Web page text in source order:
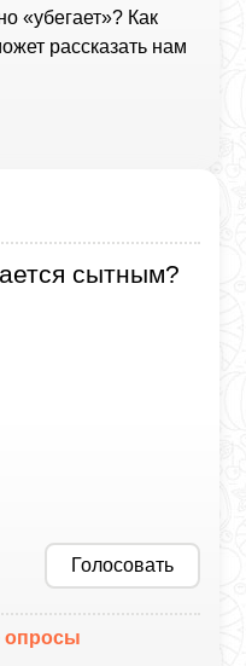
«убегает»? Как
рассказать нам
сытным?
Голосовать
опросы